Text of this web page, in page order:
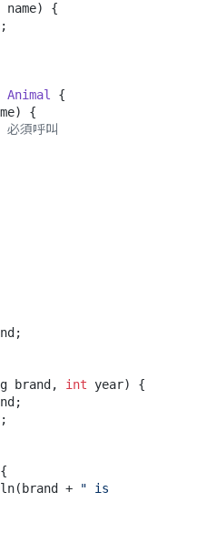
{
Animal {
{
須呼叫
brand, int year)
{
{
+
" is